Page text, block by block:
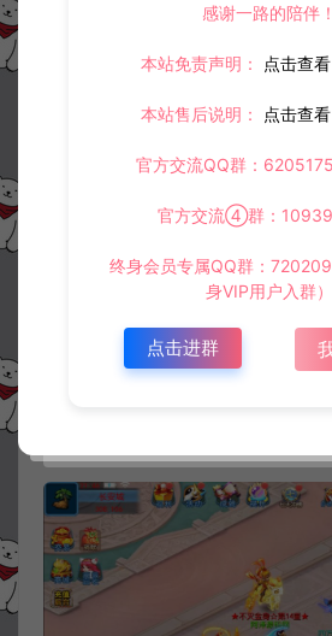
感谢一路的陪伴！
本站免责声明： 点击查看
本站售后说明： 点击查看
官方交流QQ群：
官方交流④群：
终身会员专属QQ群：
身VIP用户入群）
点击进群